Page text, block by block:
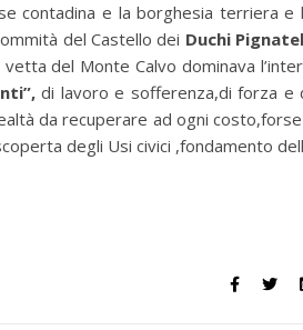
contadina e la borghesia terriera e
del Castello dei Duchi
del Monte Calvo dominava
di lavoro e sofferenza,di forza e
da recuperare ad ogni
degli Usi civici ,fondamento